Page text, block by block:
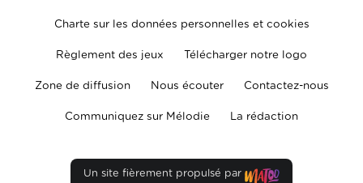
Charte sur les données personnelles et cookies
Règlement des jeux Télécharger notre logo
Zone de diffusion Nous écouter Contactez-nous
Communiquez sur Mélodie La rédaction
Un site fièrement propulsé par